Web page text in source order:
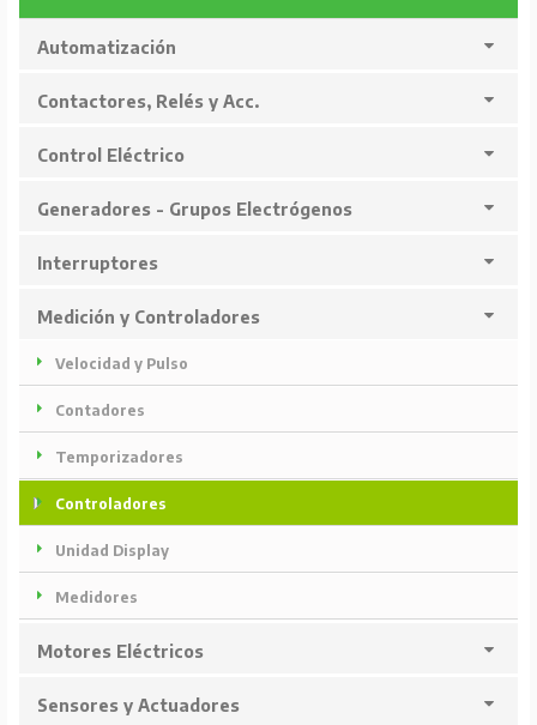
Automatización
Contactores, Relés y Acc.
Control Eléctrico
Generadores - Grupos Electrógenos
Interruptores
Medición y Controladores
Velocidad y Pulso
Contadores
Temporizadores
Controladores
Unidad Display
Medidores
Motores Eléctricos
Sensores y Actuadores